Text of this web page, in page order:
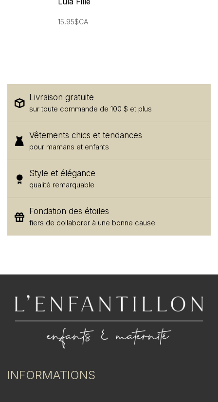
15,95$CA
Livraison gratuite
sur toute commande de 100 $ et plus
Vêtements chics et tendances
pour mamans et enfants
Style et élégance
qualité remarquable
Fondation des étoiles
fiers de collaborer à une bonne cause
INFORMATIONS